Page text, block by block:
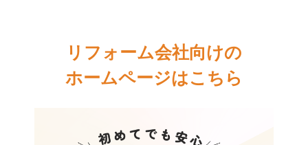
リフォーム会社向けの
ホームページはこちら